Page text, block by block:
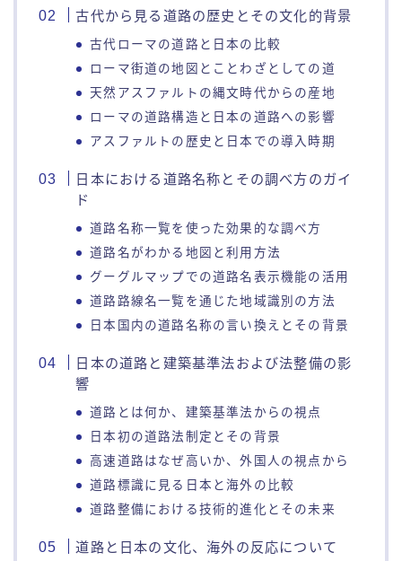
古代から見る道路の歴史とその文化的背景
古代ローマの道路と日本の比較
ローマ街道の地図とことわざとしての道
天然アスファルトの縄文時代からの産地
ローマの道路構造と日本の道路への影響
アスファルトの歴史と日本での導入時期
日本における道路名称とその調べ方のガイ
ド
道路名称一覧を使った効果的な調べ方
道路名がわかる地図と利用方法
グーグルマップでの道路名表示機能の活用
道路路線名一覧を通じた地域識別の方法
日本国内の道路名称の言い換えとその背景
日本の道路と建築基準法および法整備の影
響
道路とは何か、建築基準法からの視点
日本初の道路法制定とその背景
高速道路はなぜ高いか、外国人の視点から
道路標識に見る日本と海外の比較
道路整備における技術的進化とその未来
道路と日本の文化、海外の反応について